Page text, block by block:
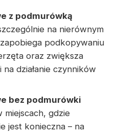
z podmurówką
na nierównym
podkopywaniu
oraz zwiększa
działanie czynników
bez podmurówki
miejscach, gdzie
jest konieczna – na